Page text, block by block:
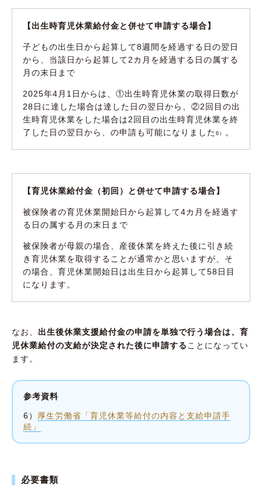
【出生時育児休業給付金と併せて申請する場合】
子どもの出生日から起算して8週間を経過する日の翌日
から、当該日から起算して2カ月を経過する日の属する
月の末日まで
2025年4月1日からは、①出生時育児休業の取得日数が
28日に達した場合は達した日の翌日から、②2回目の出
生時育児休業をした場合は2回目の出生時育児休業を終
了した日の翌日から、の申請も可能になりました6） 。
【育児休業給付金（初回）と併せて申請する場合】
被保険者の育児休業開始日から起算して4カ月を経過す
る日の属する月の末日まで
被保険者が母親の場合、産後休業を終えた後に引き続
き育児休業を取得することが通常かと思いますが、そ
の場合、育児休業開始日は出生日から起算して58日目
になります。
なお、 出生後休業支援給付金の申請を単独で行う場合は、育
児休業給付の支給が決定された後に申請することになってい
ます。
参考資料
6）
厚生労働省「育児休業等給付の内容と支給申請手
続」
必要書類